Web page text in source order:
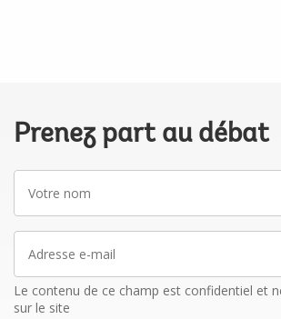
Prenez part au débat
nom
mail
Le contenu de ce champ est confidentiel et
sur le site